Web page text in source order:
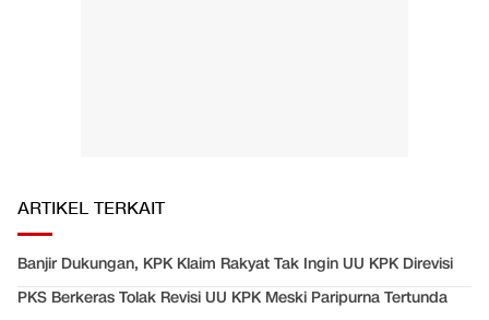
ARTIKEL TERKAIT
Banjir Dukungan, KPK Klaim Rakyat Tak Ingin UU KPK Direvisi
PKS Berkeras Tolak Revisi UU KPK Meski Paripurna Tertunda